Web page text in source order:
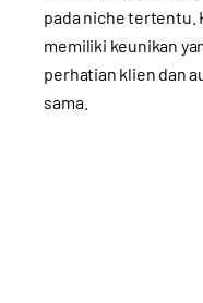
pada niche tertentu.
memiliki keunikan
perhatian klien dan
sama.